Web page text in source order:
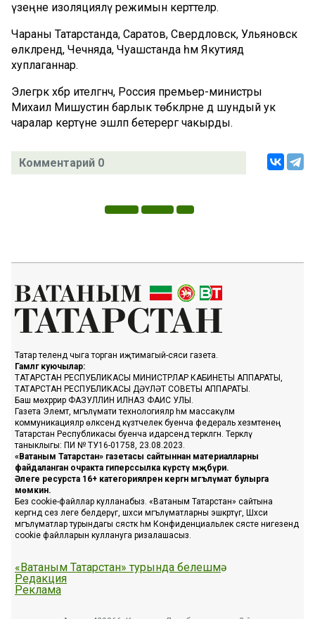
үзеңне изоляцияләү режимын керттеләр.
Чараны Татарстанда, Саратов, Свердловск, Ульяновск
өлкәләрендә, Чечняда, Чуашстанда һәм Якутиядә
хуплаганнар.
Элегрәк хәбәр ителгәнчә, Россия премьер-министры
Михаил Мишустин барлык төбәкләрне дә шундый ук
чаралар кертүне эшләп бетерергә чакырды.
Комментарий 0
Татар телендә чыга торган иҗтимагый-сәяси газета.
Гамәлгә куючылар:
ТАТАРСТАН РЕСПУБЛИКАСЫ МИНИСТРЛАР КАБИНЕТЫ АППАРАТЫ,
ТАТАРСТАН РЕСПУБЛИКАСЫ ДӘҮЛӘТ СОВЕТЫ АППАРАТЫ.
Баш мөхәррир ФАЗУЛЛИН ИЛНАЗ ФАИС УЛЫ.
Газета Элемтә, мәгълүмати технологияләр һәм массакүләм
коммуникацияләр өлкәсендә күзәтчелек буенча федераль хезмәтенең
Татарстан Республикасы буенча идарәсендә теркәлгән. Теркәлү
таныклыгы: ПИ № ТУ16-01758, 23.08.2023.
«Ватаным Татарстан» газетасы сайтыннан материалларны
файдаланган очракта гиперссылка күрсәтү мәҗбүри.
Әлеге ресурста 16+ категорияләренә кергән мәгълүмат булырга
мөмкин.
Без cookie-файллар кулланабыз. «Ватаным Татарстан» сайтына
кергәндә сез әлеге белдерүгә, шәхси мәгълүматларны эшкәртүгә, Шәхси
мәгълүматлар турындагы сәясәткә һәм Конфиденциальлек сәясәте нигезендә
cookie файлларын куллануга ризалашасыз.
«Ватаным Татарстан» турында белешмә
Редакция
Реклама